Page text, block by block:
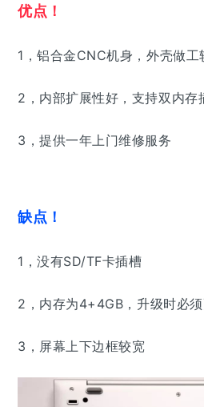
优点！
1，铝合金CNC机身，外壳做工
2，内部扩展性好，支持双内存
3，提供一年上门维修服务
缺点！
1，没有SD/TF卡插槽
2，内存为4+4GB，升级时必
3，屏幕上下边框较宽